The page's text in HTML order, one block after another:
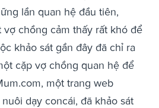
lần quan hệ đầu tiên,
chồng cảm thấy rất khó để
khảo sát gần đây đã chỉ ra
cặp vợ chồng quan hệ để
một trang web
dạy concái, đã khảo sát